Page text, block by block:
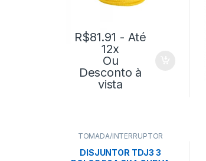
R$81.91 - Até
12x
Ou
Desconto à
vista
TOMADA/INTERRUPTOR
DISJUNTOR TDJ3 3